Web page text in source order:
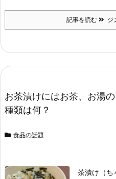
記事を読む ジ
お茶漬けにはお茶、お湯
種類は何？
食品の話題
茶漬け（ち